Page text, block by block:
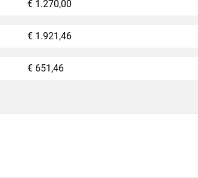
€ 1.270,00
€ 1.921,46
€ 651,46